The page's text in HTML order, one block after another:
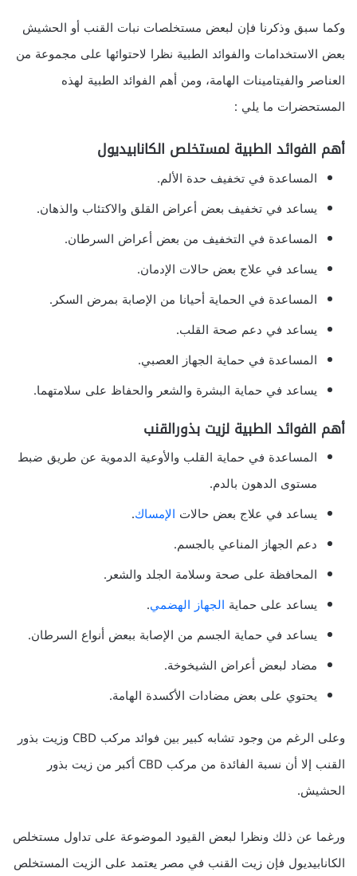
وكما سبق وذكرنا فإن لبعض مستخلصات نبات القنب أو الحشيش
بعض الاستخدامات والفوائد الطبية نظرا لاحتوائها على مجموعة من
العناصر والفيتامينات الهامة، ومن أهم الفوائد الطبية لهذه
المستحضرات ما يلي :
أهم الفوائد الطبية لمستخلص الكانابيديول
المساعدة في تخفيف حدة الألم.
يساعد في تخفيف بعض أعراض القلق والاكتئاب والذهان.
المساعدة في التخفيف من بعض أعراض السرطان.
يساعد في علاج بعض حالات الإدمان.
المساعدة في الحماية أحيانا من الإصابة بمرض السكر.
يساعد في دعم صحة القلب.
المساعدة في حماية الجهاز العصبي.
يساعد في حماية البشرة والشعر والحفاظ على سلامتهما.
أهم الفوائد الطبية لزيت بذورالقنب
المساعدة في حماية القلب والأوعية الدموية عن طريق ضبط
مستوى الدهون بالدم.
يساعد في علاج بعض حالات الإمساك.
دعم الجهاز المناعي بالجسم.
المحافظة على صحة وسلامة الجلد والشعر.
يساعد على حماية الجهاز الهضمي.
يساعد في حماية الجسم من الإصابة ببعض أنواع السرطان.
مضاد لبعض أعراض الشيخوخة.
يحتوي على بعض مضادات الأكسدة الهامة.
وعلى الرغم من وجود تشابه كبير بين فوائد مركب CBD وزيت بذور
القنب إلا أن نسبة الفائدة من مركب CBD أكبر من زيت بذور
الحشيش.
ورغما عن ذلك ونظرا لبعض القيود الموضوعة على تداول مستخلص
الكانابيديول فإن زيت القنب في مصر يعتمد على الزيت المستخلص